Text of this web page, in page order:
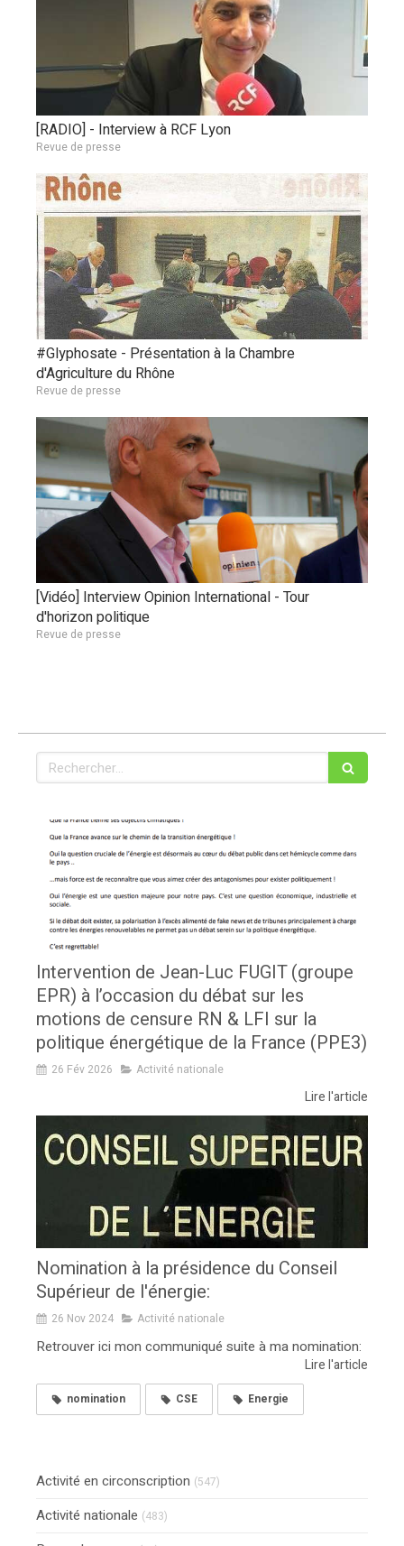
[RADIO] - Interview à RCF Lyon
Revue de presse
#Glyphosate - Présentation à la Chambre
d'Agriculture du Rhône
Revue de presse
[Vidéo] Interview Opinion International - Tour
d'horizon politique
Revue de presse
Rechercher
Intervention de Jean-Luc FUGIT (groupe
EPR) à l’occasion du débat sur les
motions de censure RN & LFI sur la
politique énergétique de la France (PPE3)
26 Fév 2026 Activité nationale
Lire l'article
Nomination à la présidence du Conseil
Supérieur de l'énergie:
26 Nov 2024 Activité nationale
Retrouver ici mon communiqué suite à ma nomination:
Lire l'article
nomination CSE Energie
Activité en circonscription (547)
Activité nationale (483)